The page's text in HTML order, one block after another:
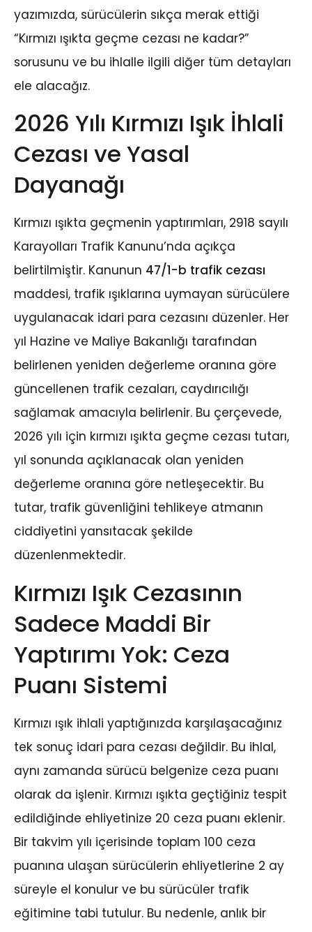
yazımızda, sürücülerin sıkça merak ettiği
“Kırmızı ışıkta geçme cezası ne kadar?”
sorusunu ve bu ihlalle ilgili diğer tüm detayları
ele alacağız.
2026 Yılı Kırmızı Işık İhlali
Cezası ve Yasal
Dayanağı
Kırmızı ışıkta geçmenin yaptırımları, 2918 sayılı
Karayolları Trafik Kanunu’nda açıkça
belirtilmiştir. Kanunun 47/1-b trafik cezası
maddesi, trafik ışıklarına uymayan sürücülere
uygulanacak idari para cezasını düzenler. Her
yıl Hazine ve Maliye Bakanlığı tarafından
belirlenen yeniden değerleme oranına göre
güncellenen trafik cezaları, caydırıcılığı
sağlamak amacıyla belirlenir. Bu çerçevede,
2026 yılı için kırmızı ışıkta geçme cezası tutarı,
yıl sonunda açıklanacak olan yeniden
değerleme oranına göre netleşecektir. Bu
tutar, trafik güvenliğini tehlikeye atmanın
ciddiyetini yansıtacak şekilde
düzenlenmektedir.
Kırmızı Işık Cezasının
Sadece Maddi Bir
Yaptırımı Yok: Ceza
Puanı Sistemi
Kırmızı ışık ihlali yaptığınızda karşılaşacağınız
tek sonuç idari para cezası değildir. Bu ihlal,
aynı zamanda sürücü belgenize ceza puanı
olarak da işlenir. Kırmızı ışıkta geçtiğiniz tespit
edildiğinde ehliyetinize 20 ceza puanı eklenir.
Bir takvim yılı içerisinde toplam 100 ceza
puanına ulaşan sürücülerin ehliyetlerine 2 ay
süreyle el konulur ve bu sürücüler trafik
eğitimine tabi tutulur. Bu nedenle, anlık bir